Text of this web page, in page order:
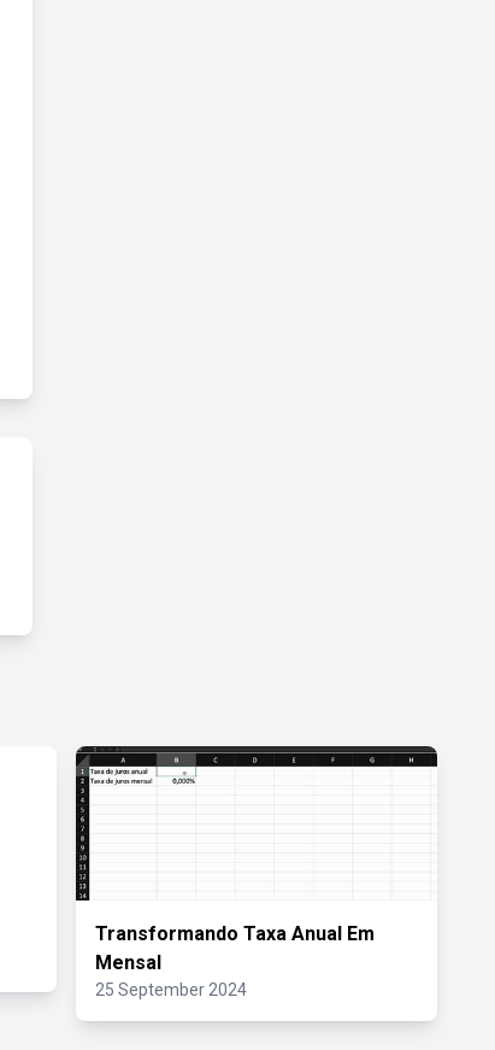
Transformando Taxa Anual Em
Mensal
25 September 2024